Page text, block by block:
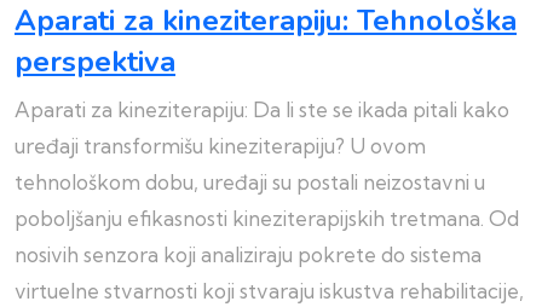
Aparati za kineziterapiju: Tehnološka
perspektiva
Aparati za kineziterapiju: Da li ste se ikada pitali kako
uređaji transformišu kineziterapiju? U ovom
tehnološkom dobu, uređaji su postali neizostavni u
poboljšanju efikasnosti kineziterapijskih tretmana. Od
nosivih senzora koji analiziraju pokrete do sistema
virtuelne stvarnosti koji stvaraju iskustva rehabilitacije,